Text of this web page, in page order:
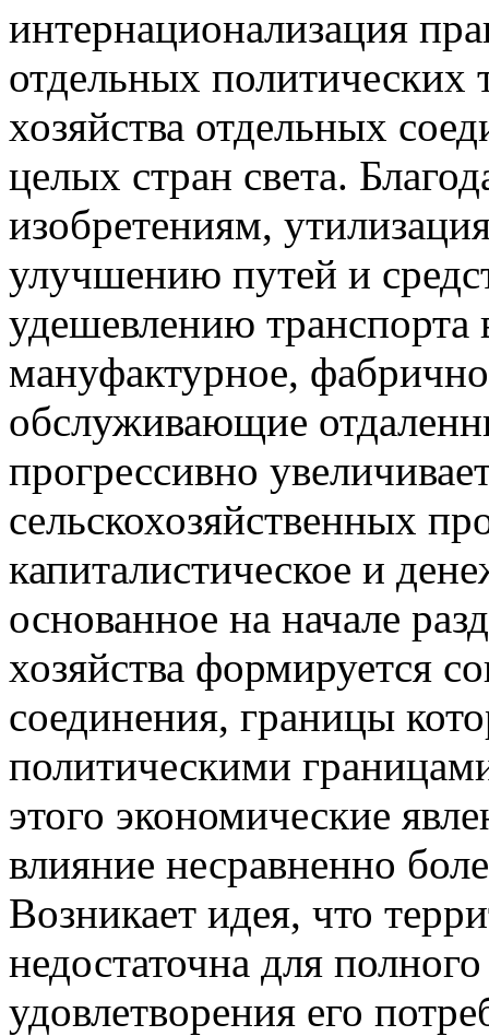
интернационализация
отдельных политических
хозяйства отдельных
целых стран света.
изобретениям,
улучшению путей и
удешевлению транспорта
мануфактурное,
обслуживающие
прогрессивно
сельскохозяйственных
капиталистическое и
основанное на начале
хозяйства формируется
соединения, границы
политическими
этого экономические
влияние несравненно
Возникает идея, что
недостаточна для
удовлетворения его